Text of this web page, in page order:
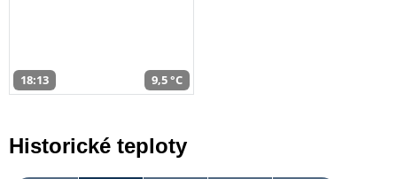
18:13 9,5 °C
Historické teploty